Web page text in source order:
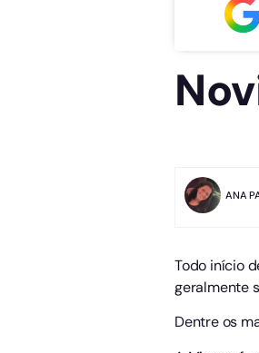
ANA
Todo início
geralmente
Dentre os